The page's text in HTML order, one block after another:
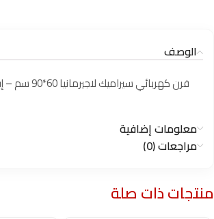
الوصف
فرن كهربائي سيراميك لاجيرمانيا 60*90 سم – إيطالي
معلومات إضافية
مراجعات (0)
منتجات ذات صلة